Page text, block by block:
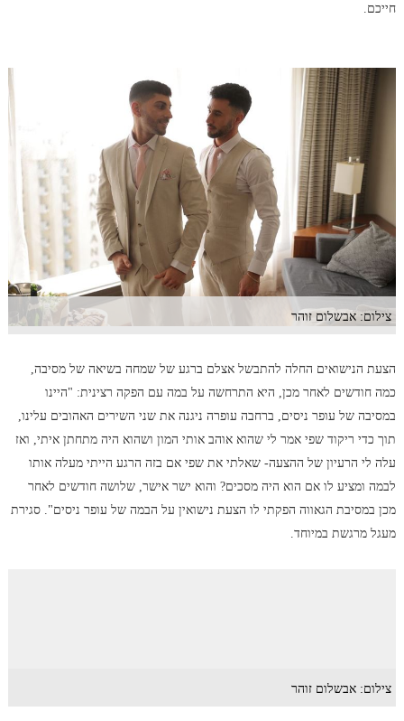
חייכם.
צילום: אבשלום זוהר
הצעת הנישואים החלה להתבשל אצלם ברגע של שמחה בשיאה של מסיבה,
כמה חודשים לאחר מכן, היא התרחשה על במה עם הפקה רצינית: "היינו
במסיבה של עופר ניסים, ברחבה עופרה ניגנה את שני השירים האהובים עלינו,
תוך כדי ריקוד שפי אמר לי שהוא אוהב אותי המון ושהוא היה מתחתן איתי, ואז
עלה לי הרעיון של ההצעה- שאלתי את שפי אם בזה הרגע הייתי מעלה אותו
לבמה ומציע לו אם הוא היה מסכים? והוא ישר אישר, שלושה חודשים לאחר
מכן במסיבת הגאווה הפקתי לו הצעת נישואין על הבמה של עופר ניסים". סגירת
מעגל מרגשת במיוחד.
צילום: אבשלום זוהר